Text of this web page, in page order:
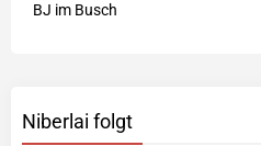
BJ im Busch
Niberlai folgt